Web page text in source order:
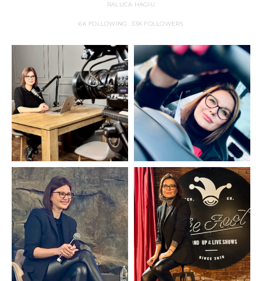
RALUCA HAGIU
6KFOLLOWING 33K FOLLOWERS